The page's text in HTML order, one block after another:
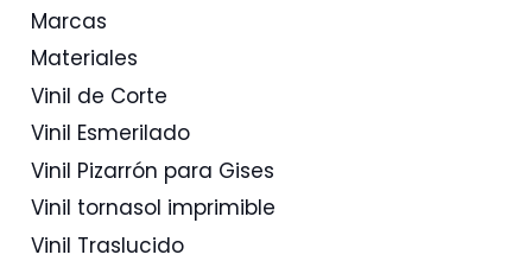
Marcas
Materiales
Vinil de Corte
Vinil Esmerilado
Vinil Pizarrón para Gises
Vinil tornasol imprimible
Vinil Traslucido